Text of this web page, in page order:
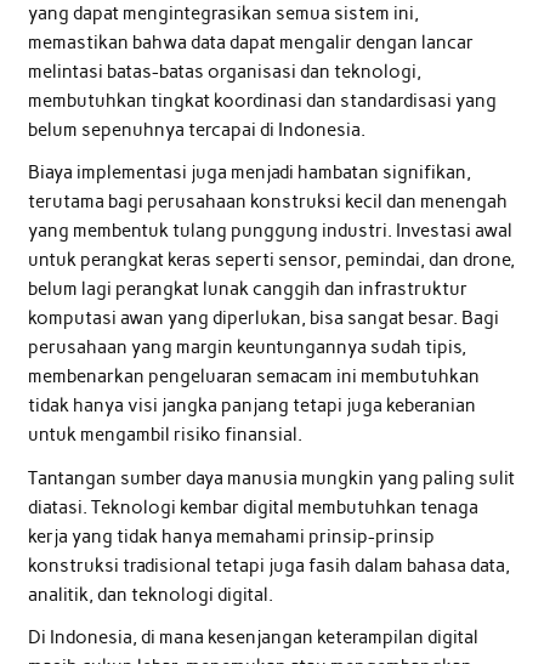
yang dapat mengintegrasikan semua sistem ini,
memastikan bahwa data dapat mengalir dengan lancar
melintasi batas-batas organisasi dan teknologi,
membutuhkan tingkat koordinasi dan standardisasi yang
belum sepenuhnya tercapai di Indonesia.
Biaya implementasi juga menjadi hambatan signifikan,
terutama bagi perusahaan konstruksi kecil dan menengah
yang membentuk tulang punggung industri. Investasi awal
untuk perangkat keras seperti sensor, pemindai, dan drone,
belum lagi perangkat lunak canggih dan infrastruktur
komputasi awan yang diperlukan, bisa sangat besar. Bagi
perusahaan yang margin keuntungannya sudah tipis,
membenarkan pengeluaran semacam ini membutuhkan
tidak hanya visi jangka panjang tetapi juga keberanian
untuk mengambil risiko finansial.
Tantangan sumber daya manusia mungkin yang paling sulit
diatasi. Teknologi kembar digital membutuhkan tenaga
kerja yang tidak hanya memahami prinsip-prinsip
konstruksi tradisional tetapi juga fasih dalam bahasa data,
analitik, dan teknologi digital.
Di Indonesia, di mana kesenjangan keterampilan digital